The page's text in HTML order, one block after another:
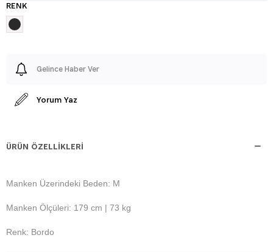
RENK
Gelince Haber Ver
Yorum Yaz
ÜRÜN ÖZELLIKLERI
Manken Üzerindeki Beden: M
Manken Ölçüleri: 179 cm | 73 kg
Renk: Bordo